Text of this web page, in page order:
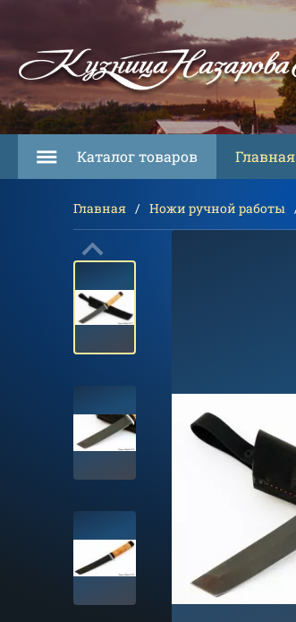
Каталог товаров Главная
Главная Ножи ручной работы